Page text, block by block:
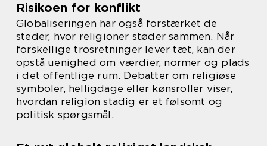
Risikoen for konflikt
Globaliseringen har også forstærket de
steder, hvor religioner støder sammen. Når
forskellige trosretninger lever tæt, kan der
opstå uenighed om værdier, normer og plads
i det offentlige rum. Debatter om religiøse
symboler, helligdage eller kønsroller viser,
hvordan religion stadig er et følsomt og
politisk spørgsmål.